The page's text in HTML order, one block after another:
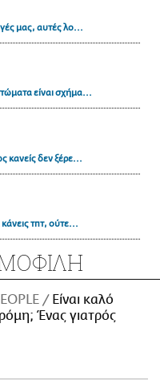
μας, αυτές λο...
είναι σχήμα...
κανείς δεν ξέρε...
τπτ, ούτε...
Είναι καλό
Ένας γιατρός